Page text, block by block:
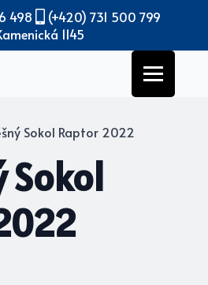
498
(+420) 731 500 799
1145
Sokol Raptor 2022
Sokol